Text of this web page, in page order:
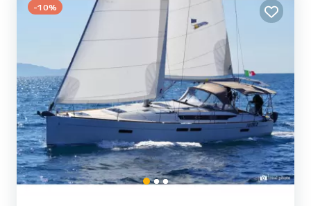
Hanse 458 Il est équipé de 3 salles de bains ave...
-10%